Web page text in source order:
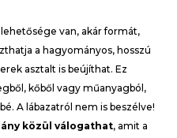
van, akár formát,
a hagyományos, hosszú
asztalt is beújíthat. Ez
kőből vagy műanyagból,
A lábazatról nem is beszélve!
közül válogathat, amit a